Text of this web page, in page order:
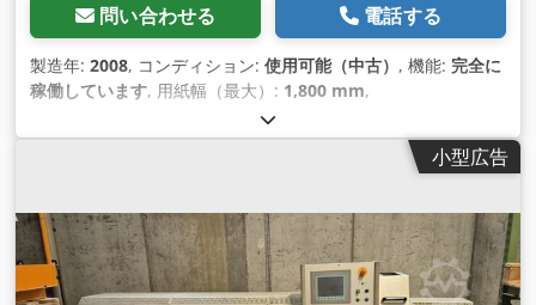
問い合わせる 電話する
製造年: 2008, コンディション: 使用可能（中古） , 機能: 完全に
稼働しています, 用紙幅（最大）: 1,800 mm,
小型広告